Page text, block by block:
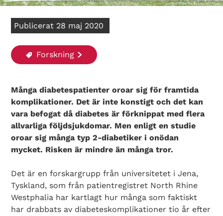
Publicerat 28 maj 2020
Forskning
Många diabetespatienter oroar sig för framtida
komplikationer. Det är inte konstigt och det kan
vara befogat då diabetes är förknippat med flera
allvarliga följdsjukdomar. Men enligt en studie
oroar sig många typ 2-diabetiker i onödan
mycket. Risken är mindre än många tror.
Det är en forskargrupp från universitetet i Jena,
Tyskland, som från patientregistret North Rhine
Westphalia har kartlagt hur många som faktiskt
har drabbats av diabeteskomplikationer tio år efter